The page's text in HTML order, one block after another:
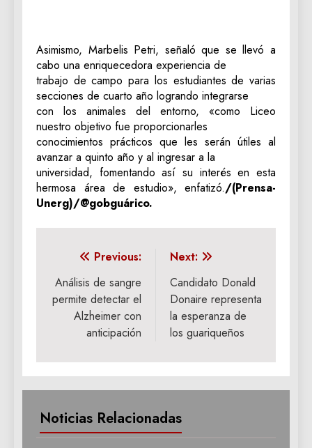
Asimismo, Marbelis Petri, señaló que se llevó a
cabo una enriquecedora experiencia de
trabajo de campo para los estudiantes de varias
secciones de cuarto año logrando integrarse
con los animales del entorno, «como Liceo
nuestro objetivo fue proporcionarles
conocimientos prácticos que les serán útiles al
avanzar a quinto año y al ingresar a la
universidad, fomentando así su interés en esta
hermosa área de estudio», enfatizó./(Prensa-
Unerg)/@gobguárico.
Navegación
de
entradas
Previous:
Análisis de sangre
permite detectar el
Alzheimer con
anticipación
Next:
Candidato Donald
Donaire representa
la esperanza de
los guariqueños
Noticias Relacionadas